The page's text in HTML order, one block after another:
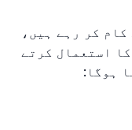
کر رہے ہیں،
استعمال کرتے
ہوگا:
n₀=\frac{n-